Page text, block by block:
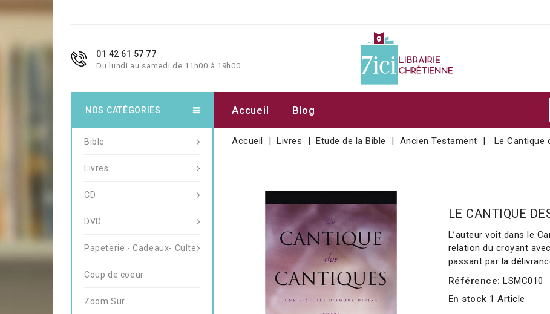
01 42 61 57 77
Du lundi au samedi de 11h00 à 19h00
Accueil Blog
Accueil Livres Etude de la Bible Ancien Testament Le Cantique
LE CANTIQUE
L’auteur voit dans le
relation du croyant
passant par la
Référence: LSMC010
En stock 1 Article
NOS CATÉGORIES
Bible
Livres
CD
DVD
Papeterie - Cadeaux- Culte
Coup de coeur
Zoom Sur